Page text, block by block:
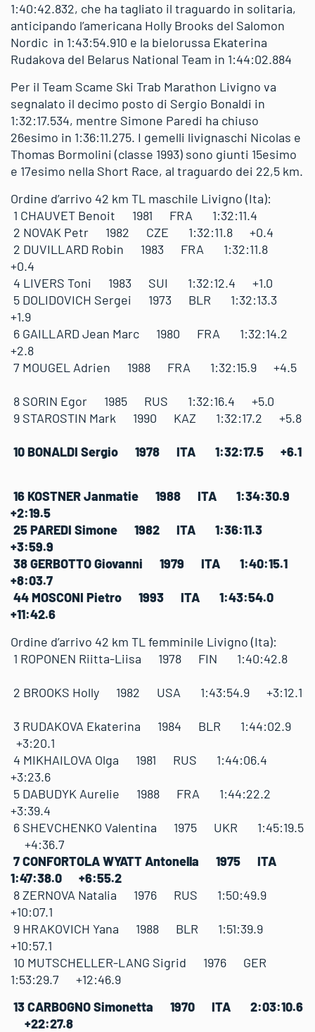
1:40:42.832, che ha tagliato il traguardo in solitaria,
anticipando l’americana Holly Brooks del Salomon
Nordic in 1:43:54.910 e la bielorussa Ekaterina
Rudakova del Belarus National Team in 1:44:02.884
Per il Team Scame Ski Trab Marathon Livigno va
segnalato il decimo posto di Sergio Bonaldi in
1:32:17.534, mentre Simone Paredi ha chiuso
26esimo in 1:36:11.275. I gemelli livignaschi Nicolas e
Thomas Bormolini (classe 1993) sono giunti 15esimo
e 17esimo nella Short Race, al traguardo dei 22,5 km.
Ordine d’arrivo 42 km TL maschile Livigno (Ita):
1 CHAUVET Benoit 1981 FRA 1:32:11.4
2 NOVAK Petr 1982 CZE 1:32:11.8 +0.4
2 DUVILLARD Robin 1983 FRA 1:32:11.8
+0.4
4 LIVERS Toni 1983 SUI 1:32:12.4 +1.0
5 DOLIDOVICH Sergei 1973 BLR 1:32:13.3
+1.9
6 GAILLARD Jean Marc 1980 FRA 1:32:14.2
+2.8
7 MOUGEL Adrien 1988 FRA 1:32:15.9 +4.5
8 SORIN Egor 1985 RUS 1:32:16.4 +5.0
9 STAROSTIN Mark 1990 KAZ 1:32:17.2 +5.8
10 BONALDI Sergio 1978 ITA 1:32:17.5 +6.1
16 KOSTNER Janmatie 1988 ITA 1:34:30.9
+2:19.5
25 PAREDI Simone 1982 ITA 1:36:11.3
+3:59.9
38 GERBOTTO Giovanni 1979 ITA 1:40:15.1
+8:03.7
44 MOSCONI Pietro 1993 ITA 1:43:54.0
+11:42.6
Ordine d’arrivo 42 km TL femminile Livigno (Ita):
1 ROPONEN Riitta-Liisa 1978 FIN 1:40:42.8
2 BROOKS Holly 1982 USA 1:43:54.9 +3:12.1
3 RUDAKOVA Ekaterina 1984 BLR 1:44:02.9
+3:20.1
4 MIKHAILOVA Olga 1981 RUS 1:44:06.4
+3:23.6
5 DABUDYK Aurelie 1988 FRA 1:44:22.2
+3:39.4
6 SHEVCHENKO Valentina 1975 UKR 1:45:19.5
+4:36.7
7 CONFORTOLA WYATT Antonella 1975 ITA
1:47:38.0 +6:55.2
8 ZERNOVA Natalia 1976 RUS 1:50:49.9
+10:07.1
9 HRAKOVICH Yana 1988 BLR 1:51:39.9
+10:57.1
10 MUTSCHELLER-LANG Sigrid 1976 GER
1:53:29.7 +12:46.9
13 CARBOGNO Simonetta 1970 ITA 2:03:10.6
+22:27.8